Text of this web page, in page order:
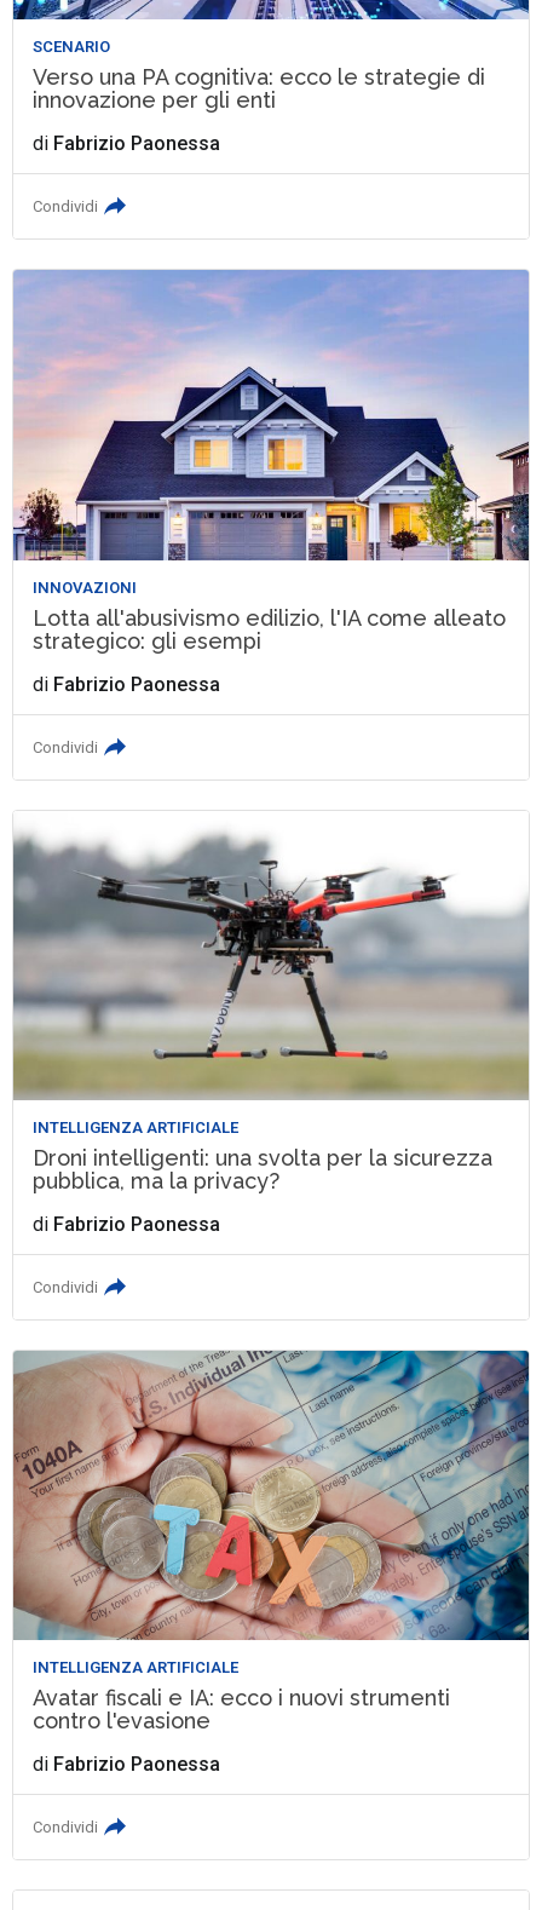
SCENARIO
Verso una PA cognitiva: ecco le strategie di
innovazione per gli enti
di Fabrizio Paonessa
Condividi
INNOVAZIONI
Lotta all'abusivismo edilizio, l'IA come alleato
strategico: gli esempi
di Fabrizio Paonessa
Condividi
INTELLIGENZA ARTIFICIALE
Droni intelligenti: una svolta per la sicurezza
pubblica, ma la privacy?
di Fabrizio Paonessa
Condividi
INTELLIGENZA ARTIFICIALE
Avatar fiscali e IA: ecco i nuovi strumenti
contro l'evasione
di Fabrizio Paonessa
Condividi